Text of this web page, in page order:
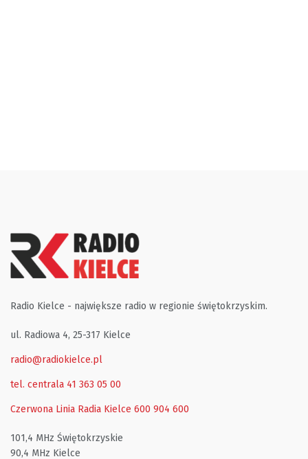
Radio Kielce - największe radio w regionie świętokrzyskim.
ul. Radiowa 4, 25-317 Kielce
radio@radiokielce.pl
tel. centrala 41 363 05 00
Czerwona Linia Radia Kielce 600 904 600
101,4 MHz Świętokrzyskie
90,4 MHz Kielce